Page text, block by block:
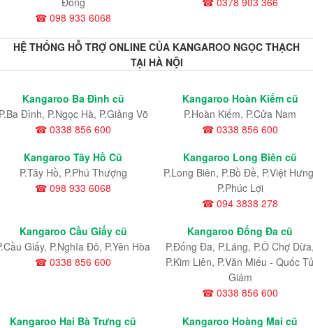
☎ 098 933 6068
HỆ THỐNG HỖ TRỢ ONLINE CỦA KANGAROO NGỌC THẠCH
TẠI HÀ NỘI
Kangaroo Ba Đình cũ
Đình, P.Ngọc Hà, P.Giảng Võ
☎ 0338 856 600
Kangaroo Hoàn Kiếm cũ
P.Hoàn Kiếm, P.Cửa Nam
☎ 0338 856 600
Kangaroo Tây Hồ Cũ
P.Tây Hồ, P.Phú Thượng
☎ 098 933 6068
Kangaroo Long Biên cũ
P.Long Biên, P.Bồ Đề, P.Việt
P.Phúc Lợi
☎ 094 3838 278
Kangaroo Cầu Giấy cũ
Giấy, P.Nghĩa Đô, P.Yên Hòa
☎ 0338 856 600
Kangaroo Đống Đa cũ
P.Đống Đa, P.Láng, P.Ô Chợ
P.Kim Liên, P.Văn Miếu - Quốc
Giám
☎ 0338 856 600
Kangaroo Hai Bà Trưng cũ Kangaroo Hoàng Mai cũ